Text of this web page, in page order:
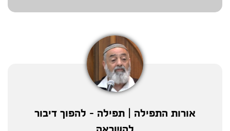
אורות התפילה | תפילה - להפוך דיבור